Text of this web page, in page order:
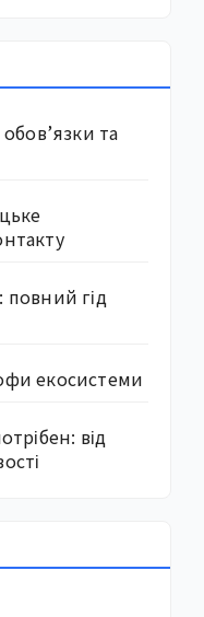
та
гід
екосистеми
від